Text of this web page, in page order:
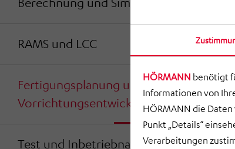
HÖRMANN benötigt
Informationen von
HÖRMANN die
Punkt „Details“
Verarbeitungen
RAMS und LCC
Fertigungsplanung und
Vorrichtungsentwicklung
Test und Inbetriebnahme